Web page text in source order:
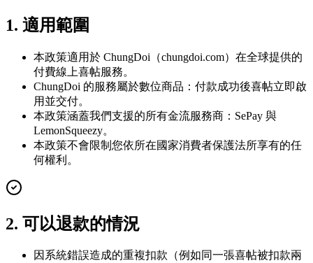
1. 適用範圍
本政策適用於 ChungDoi（chungdoi.com）在全球提供的
付費線上喜帖服務。
ChungDoi 的服務屬於數位商品：付款成功後喜帖立即啟
用並交付。
本政策涵蓋我們支援的所有金流服務商：SePay 與
LemonSqueezy。
本政策不會限制您依所在國家消費者保護法所享有的任
何權利。
2. 可以退款的情況
因系統錯誤造成的重複扣款（例如同一張喜帖被扣款兩